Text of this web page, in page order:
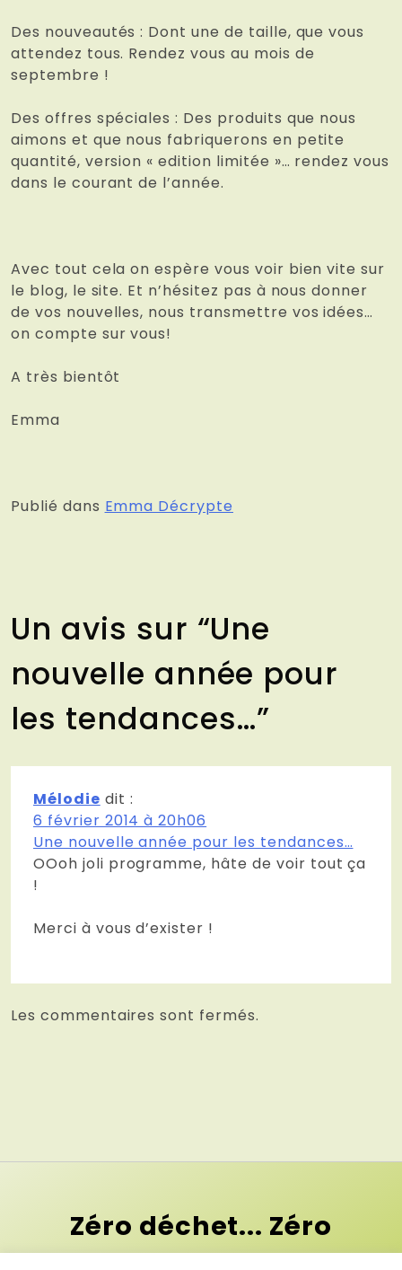
Des nouveautés : Dont une de taille, que vous
attendez tous. Rendez vous au mois de
septembre !
Des offres spéciales : Des produits que nous
aimons et que nous fabriquerons en petite
quantité, version « edition limitée »… rendez vous
dans le courant de l’année.
Avec tout cela on espère vous voir bien vite sur
le blog, le site. Et n’hésitez pas à nous donner
de vos nouvelles, nous transmettre vos idées…
on compte sur vous!
A très bientôt
Emma
Publié dans Emma Décrypte
Un avis sur “Une
nouvelle année pour
les tendances…”
Mélodie dit :
6 février 2014 à 20h06
Une nouvelle année pour les tendances…
OOoh joli programme, hâte de voir tout ça
!
Merci à vous d’exister !
Les commentaires sont fermés.
Zéro déchet... Zéro